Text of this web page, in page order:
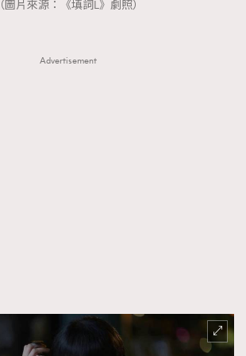
（圖片來源：《填詞L》劇照）
Advertisement